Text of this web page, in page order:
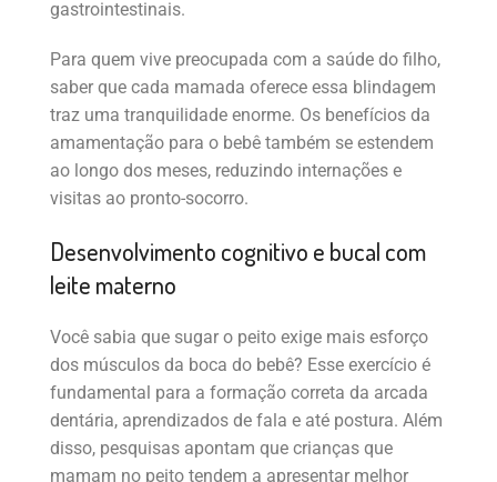
gastrointestinais.
Para quem vive preocupada com a saúde do filho,
saber que cada mamada oferece essa blindagem
traz uma tranquilidade enorme. Os benefícios da
amamentação para o bebê também se estendem
ao longo dos meses, reduzindo internações e
visitas ao pronto-socorro.
Desenvolvimento cognitivo e bucal com
leite materno
Você sabia que sugar o peito exige mais esforço
dos músculos da boca do bebê? Esse exercício é
fundamental para a formação correta da arcada
dentária, aprendizados de fala e até postura. Além
disso, pesquisas apontam que crianças que
mamam no peito tendem a apresentar melhor